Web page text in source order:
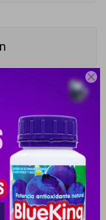

natural formulado para
recurrentes. Su
y
rojo, que ayudan a
urinarias,
Recomendado
urinarias, mujeres
saludable y quienes
Posología y modo de